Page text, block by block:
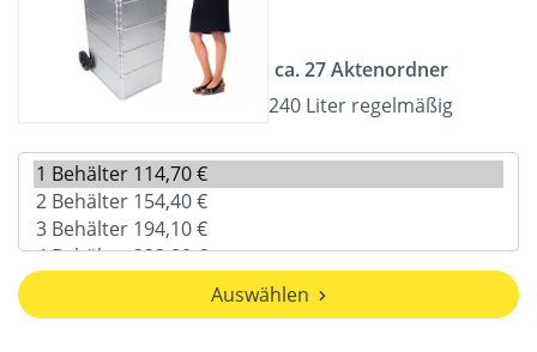
ca. 27 Aktenordner
240 Liter regelmäßig
Auswählen